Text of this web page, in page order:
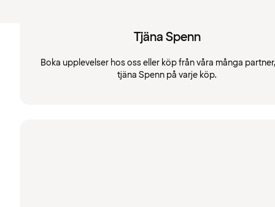
Tjäna Spenn
Boka upplevelser hos oss eller köp från våra många
tjäna Spenn på varje köp.